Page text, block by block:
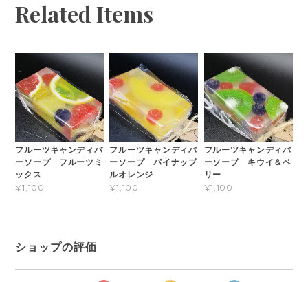
Related Items
フルーツキャンディバ
ーソープ フルーツミ
ックス
¥1,100
フルーツキャンディバ
ーソープ パイナップ
ルオレンジ
¥1,100
フルーツキャンディバ
ーソープ キウイ＆ベ
リー
¥1,100
ショップの評価